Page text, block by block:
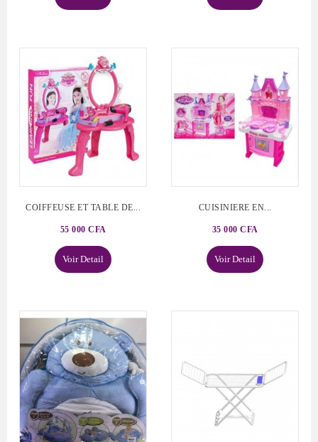
COIFFEUSE ET TABLE DE...
55 000 CFA
Voir Detail
CUISINIERE EN...
35 000 CFA
Voir Detail